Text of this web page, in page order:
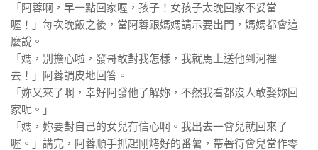
「阿蓉啊，早一點回家喔，孩子！女孩子太晚回家不妥當
喔！」每次晚飯之後，當阿蓉跟媽媽請示要出門，媽媽都會這
麼說。
「媽，別擔心啦，發哥敢對我怎樣，我就馬上送他到河裡
去！」阿蓉調皮地回答。
「妳又來了啊，幸好阿發他了解妳，不然我看都沒人敢娶妳回
家呢。」
「媽，妳要對自己的女兒有信心啊。我出去一會兒就回來了
喔。」講完，阿蓉順手抓起剛烤好的番薯，帶著待會兒當作零